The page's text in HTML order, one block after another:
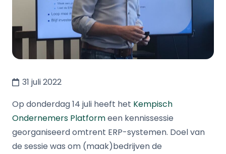
31 juli 2022
Op donderdag 14 juli heeft het Kempisch
Ondernemers Platformeen kennissessie
georganiseerd omtrent ERP-systemen. Doel van
de sessie was om (maak)bedrijven de